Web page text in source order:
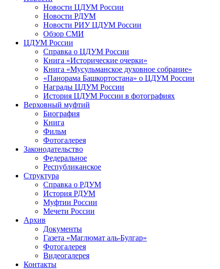
Новости ЦДУМ России
Новости РДУМ
Новости РИУ ЦДУМ России
Обзор СМИ
ЦДУМ России
Справка о ЦДУМ России
Книга «Исторические очерки»
Книга «Мусульманское духовное собрание»
«Панорама Башкортостана» о ЦДУМ России
Награды ЦДУМ России
История ЦДУМ России в фотографиях
Верховный муфтий
Биография
Книга
Фильм
Фотогалерея
Законодательство
Федеральное
Республиканское
Структура
Справка о РДУМ
История РДУМ
Муфтии России
Мечети России
Архив
Документы
Газета «Маглюмат аль-Булгар»
Фотогалерея
Видеогалерея
Контакты